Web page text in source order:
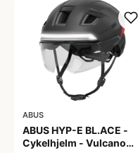
ABUS
ABUS HYP-E BL.ACE -
Cykelhjelm - Vulcano